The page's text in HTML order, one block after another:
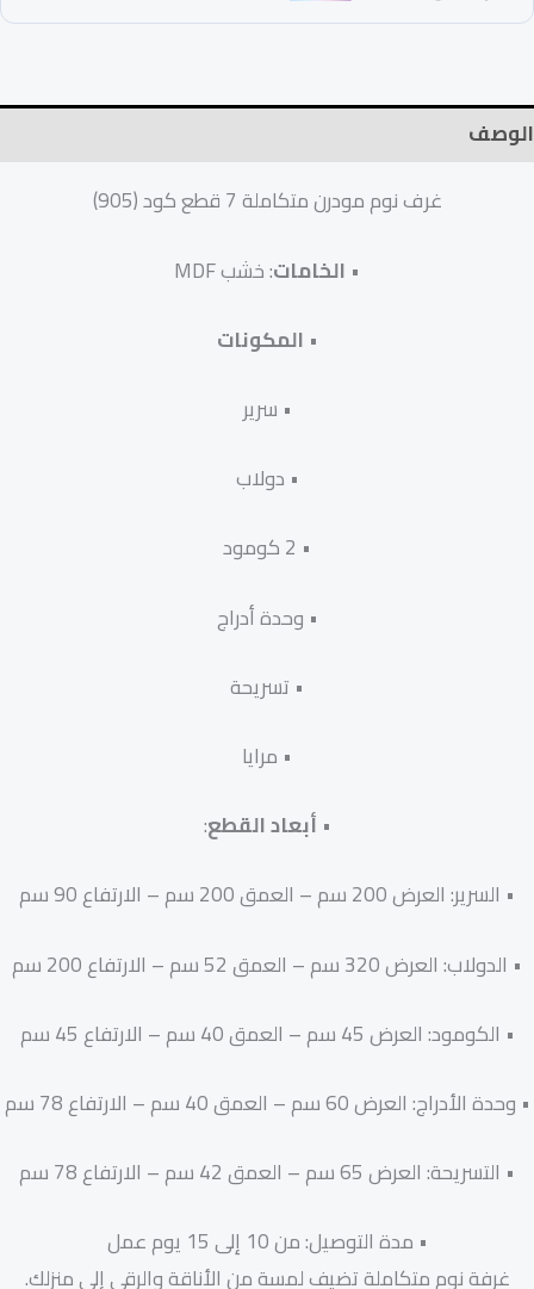
الوصف
غرف نوم مودرن متكاملة 7 قطع كود (905)
• الخامات: خشب MDF
• المكونات
• سرير
• دولاب
• 2 كومود
• وحدة أدراج
• تسريحة
• مرايا
• أبعاد القطع:
• السرير: العرض 200 سم – العمق 200 سم – الارتفاع 90 سم
• الدولاب: العرض 320 سم – العمق 52 سم – الارتفاع 200 سم
• الكومود: العرض 45 سم – العمق 40 سم – الارتفاع 45 سم
• وحدة الأدراج: العرض 60 سم – العمق 40 سم – الارتفاع 78 سم
• التسريحة: العرض 65 سم – العمق 42 سم – الارتفاع 78 سم
• مدة التوصيل: من 10 إلى 15 يوم عمل
غرفة نوم متكاملة تضيف لمسة من الأناقة والرقي إلى منزلك.